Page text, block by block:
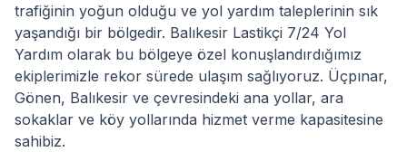
trafiğinin yoğun olduğu ve yol yardım taleplerinin sık
yaşandığı bir bölgedir. Balıkesir Lastikçi 7/24 Yol
Yardım olarak bu bölgeye özel konuşlandırdığımız
ekiplerimizle rekor sürede ulaşım sağlıyoruz. Üçpınar,
Gönen, Balıkesir ve çevresindeki ana yollar, ara
sokaklar ve köy yollarında hizmet verme kapasitesine
sahibiz.